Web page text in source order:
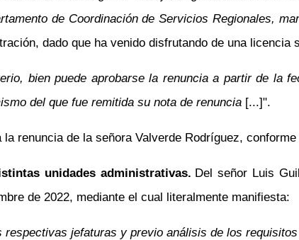
de Coordinación de Servicios Regionales,
dado que ha venido disfrutando de una
bien puede aprobarse la renuncia a partir de la
del que fue remitida su nota de renuncia [...]".
la renuncia de la señora Valverde Rodríguez,
unidades administrativas. Del señor Luis
de 2022, mediante el cual literalmente manifiesta:
jefaturas y previo análisis de los